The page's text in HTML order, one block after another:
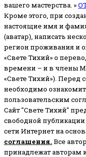
вашего мастерства. »
Кроме этого, при
настоящие имя и
(аватар), написать
регион проживания и
«Свете Тихий» о
времени – и в члены
«Свете Тихий»). Перед
необходимо
пользовательским
Сайт "Свете Тихий"
свободной
сети Интернет на
соглашения. Все
принадлежат авторам